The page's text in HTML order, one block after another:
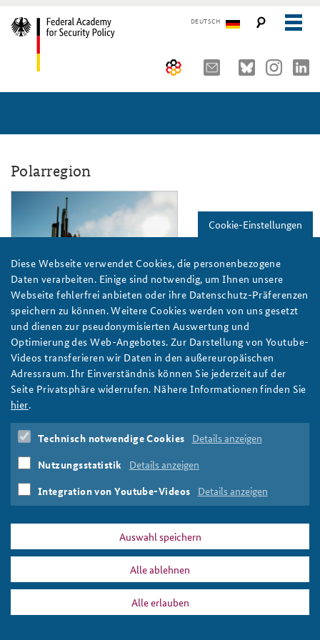
DEUTSCH
Advisory Board
Organisation
The Association of Friends
Partners
Young Leaders in Security Policy
Directions
Seminars, Conferences and Events
Security Policy Course for Senior Officials
Core Course on Security Policy
German Forum on Security Policy
Public Events
Further Events
Working Papers
Polarregion
ap8_2022.png
U.S. Pacific Fleet/Flickr/CC BY-NC 2.0
Auf Eis gelegt: Sicherheitspolitik und internationale
Beziehungen in der Arktis nach der Zeitenwende
Was bedeutet die Zeitenwende für die Arktis, insbesondere
wenn Schweden und Finnland der NATO beitreten? Auch hier
habe Russlands Angriff auf die Ukraine eine neue Ära eingeleitet,
schreibt Paal Sigurd Hilde in unserem Arbeitspapier. Foto: U.S.
Pacific Fleet/Flickr/CC BY-NC 2.0
weiter
Arktis,Nordpol,Nordpolarmeer,Arktischer Rat
DATA PRIVACY IMPRINT
Cookie-Einstellungen
Diese Webseite verwendet Cookies, die personenbezogene
Daten verarbeiten. Einige sind notwendig, um Ihnen unsere
Webseite fehlerfrei anbieten oder ihre Datenschutz-Präferenzen
speichern zu können. Weitere Cookies werden von uns gesetzt
und dienen zur pseudonymisierten Auswertung und
Optimierung des Web-Angebotes. Zur Darstellung von Youtube-
Videos transferieren wir Daten in den außereuropäischen
Adressraum. Ihr Einverständnis können Sie jederzeit auf der
Seite Privatsphäre widerrufen. Nähere Informationen finden Sie
hier.
Technisch notwendige Cookies Details anzeigen
Nutzungsstatistik Details anzeigen
Integration von Youtube-Videos Details anzeigen
Auswahl speichern
Alle ablehnen
Alle erlauben